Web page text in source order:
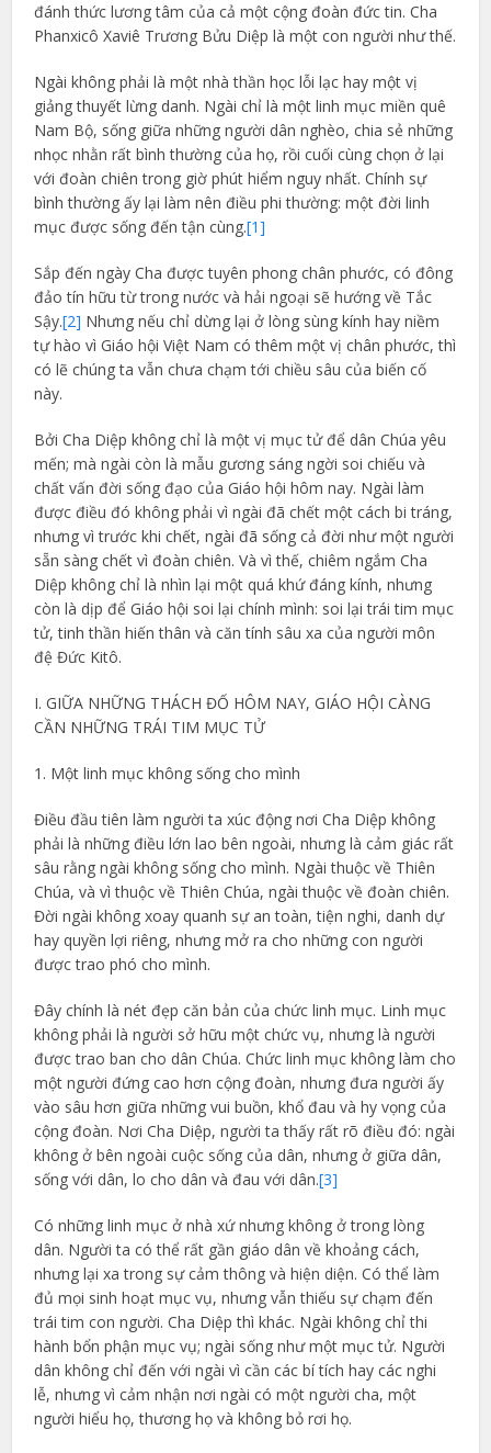
đánh thức lương tâm của cả một cộng đoàn đức tin. Cha
Phanxicô Xaviê Trương Bửu Diệp là một con người như thế.
Ngài không phải là một nhà thần học lỗi lạc hay một vị
giảng thuyết lừng danh. Ngài chỉ là một linh mục miền quê
Nam Bộ, sống giữa những người dân nghèo, chia sẻ những
nhọc nhằn rất bình thường của họ, rồi cuối cùng chọn ở lại
với đoàn chiên trong giờ phút hiểm nguy nhất. Chính sự
bình thường ấy lại làm nên điều phi thường: một đời linh
mục được sống đến tận cùng.[1]
Sắp đến ngày Cha được tuyên phong chân phước, có đông
đảo tín hữu từ trong nước và hải ngoại sẽ hướng về Tắc
Sậy.[2] Nhưng nếu chỉ dừng lại ở lòng sùng kính hay niềm
tự hào vì Giáo hội Việt Nam có thêm một vị chân phước, thì
có lẽ chúng ta vẫn chưa chạm tới chiều sâu của biến cố
này.
Bởi Cha Diệp không chỉ là một vị mục tử để dân Chúa yêu
mến; mà ngài còn là mẫu gương sáng ngời soi chiếu và
chất vấn đời sống đạo của Giáo hội hôm nay. Ngài làm
được điều đó không phải vì ngài đã chết một cách bi tráng,
nhưng vì trước khi chết, ngài đã sống cả đời như một người
sẵn sàng chết vì đoàn chiên. Và vì thế, chiêm ngắm Cha
Diệp không chỉ là nhìn lại một quá khứ đáng kính, nhưng
còn là dịp để Giáo hội soi lại chính mình: soi lại trái tim mục
tử, tinh thần hiến thân và căn tính sâu xa của người môn
đệ Đức Kitô.
I. GIỮA NHỮNG THÁCH ĐỐ HÔM NAY, GIÁO HỘI CÀNG
CẦN NHỮNG TRÁI TIM MỤC TỬ
1. Một linh mục không sống cho mình
Điều đầu tiên làm người ta xúc động nơi Cha Diệp không
phải là những điều lớn lao bên ngoài, nhưng là cảm giác rất
sâu rằng ngài không sống cho mình. Ngài thuộc về Thiên
Chúa, và vì thuộc về Thiên Chúa, ngài thuộc về đoàn chiên.
Đời ngài không xoay quanh sự an toàn, tiện nghi, danh dự
hay quyền lợi riêng, nhưng mở ra cho những con người
được trao phó cho mình.
Đây chính là nét đẹp căn bản của chức linh mục. Linh mục
không phải là người sở hữu một chức vụ, nhưng là người
được trao ban cho dân Chúa. Chức linh mục không làm cho
một người đứng cao hơn cộng đoàn, nhưng đưa người ấy
vào sâu hơn giữa những vui buồn, khổ đau và hy vọng của
cộng đoàn. Nơi Cha Diệp, người ta thấy rất rõ điều đó: ngài
không ở bên ngoài cuộc sống của dân, nhưng ở giữa dân,
sống với dân, lo cho dân và đau với dân.[3]
Có những linh mục ở nhà xứ nhưng không ở trong lòng
dân. Người ta có thể rất gần giáo dân về khoảng cách,
nhưng lại xa trong sự cảm thông và hiện diện. Có thể làm
đủ mọi sinh hoạt mục vụ, nhưng vẫn thiếu sự chạm đến
trái tim con người. Cha Diệp thì khác. Ngài không chỉ thi
hành bổn phận mục vụ; ngài sống như một mục tử. Người
dân không chỉ đến với ngài vì cần các bí tích hay các nghi
lễ, nhưng vì cảm nhận nơi ngài có một người cha, một
người hiểu họ, thương họ và không bỏ rơi họ.